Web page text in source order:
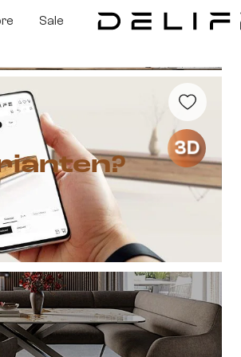
Sale
3D